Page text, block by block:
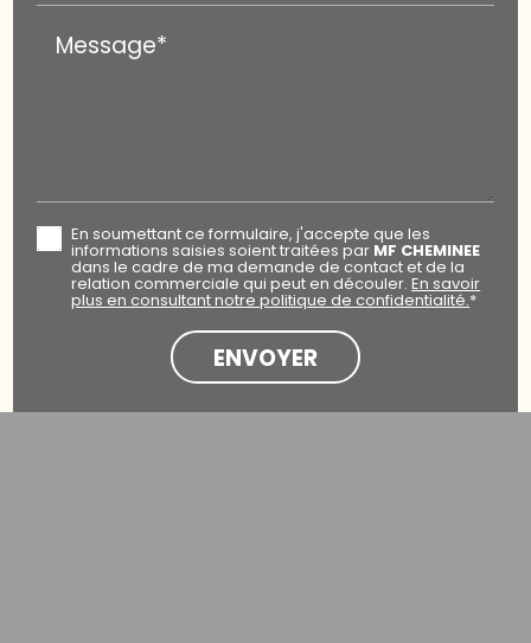
Message*
En soumettant ce formulaire, j'accepte que les
informations saisies soient traitées par MF CHEMINEE
dans le cadre de ma demande de contact et de la
relation commerciale qui peut en découler.En savoir
plus en consultant notre politique de confidentialité.*